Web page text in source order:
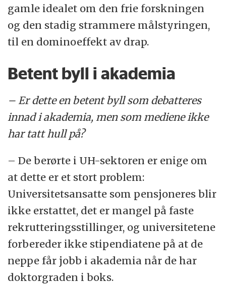
gamle idealet om den frie forskningen
og den stadig strammere målstyringen,
til en dominoeffekt av drap.
Betent byll i akademia
– Er dette en betent byll som debatteres
innad i akademia, men som mediene ikke
har tatt hull på?
– De berørte i UH-sektoren er enige om
at dette er et stort problem:
Universitetsansatte som pensjoneres blir
ikke erstattet, det er mangel på faste
rekrutteringsstillinger, og universitetene
forbereder ikke stipendiatene på at de
neppe får jobb i akademia når de har
doktorgraden i boks.